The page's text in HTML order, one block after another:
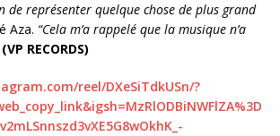
de représenter quelque chose de plus grand
Aza. “Cela m’a rappelé que la musique n’a
(VP RECORDS)
reel/DXeSiTdkUSn/?